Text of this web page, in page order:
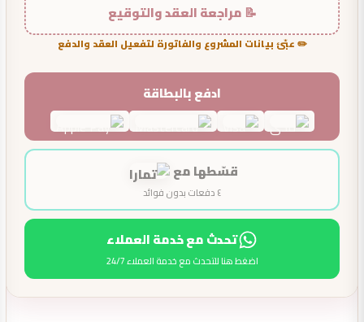
📝 مراجعة العقد والتوقيع
✏️ عبّئ بيانات المشروع والفاتورة لتفعيل العقد والدفع
ادفع بالبطاقة
قسّطها مع
٤ دفعات بدون فوائد
تحدث مع خدمة العملاء
اضغط هنا للتحدث مع خدمة العملاء 24/7